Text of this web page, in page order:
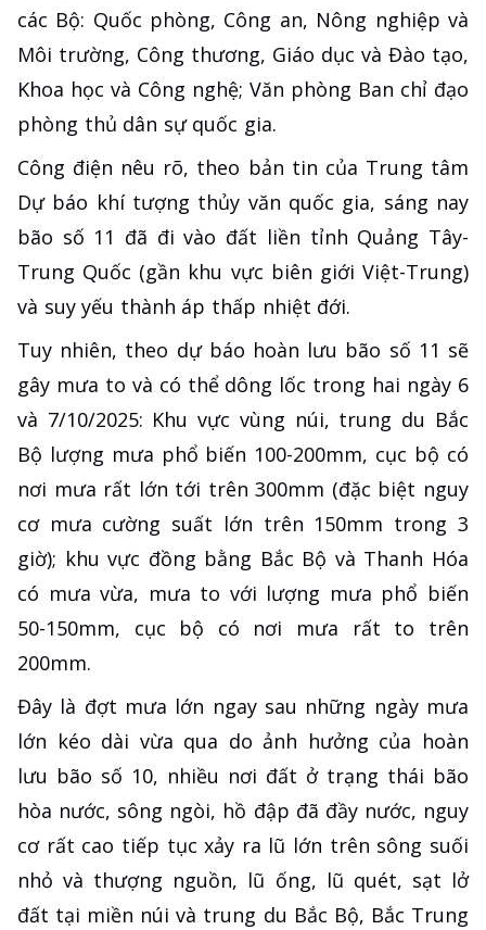
các Bộ: Quốc phòng, Công an, Nông nghiệp và
Môi trường, Công thương, Giáo dục và Đào tạo,
Khoa học và Công nghệ; Văn phòng Ban chỉ đạo
phòng thủ dân sự quốc gia.
Công điện nêu rõ, theo bản tin của Trung tâm
Dự báo khí tượng thủy văn quốc gia, sáng nay
bão số 11 đã đi vào đất liền tỉnh Quảng Tây-
Trung Quốc (gần khu vực biên giới Việt-Trung)
và suy yếu thành áp thấp nhiệt đới.
Tuy nhiên, theo dự báo hoàn lưu bão số 11 sẽ
gây mưa to và có thể dông lốc trong hai ngày 6
và 7/10/2025: Khu vực vùng núi, trung du Bắc
Bộ lượng mưa phổ biến 100-200mm, cục bộ có
nơi mưa rất lớn tới trên 300mm (đặc biệt nguy
cơ mưa cường suất lớn trên 150mm trong 3
giờ); khu vực đồng bằng Bắc Bộ và Thanh Hóa
có mưa vừa, mưa to với lượng mưa phổ biến
50-150mm, cục bộ có nơi mưa rất to trên
200mm.
Đây là đợt mưa lớn ngay sau những ngày mưa
lớn kéo dài vừa qua do ảnh hưởng của hoàn
lưu bão số 10, nhiều nơi đất ở trạng thái bão
hòa nước, sông ngòi, hồ đập đã đầy nước, nguy
cơ rất cao tiếp tục xảy ra lũ lớn trên sông suối
nhỏ và thượng nguồn, lũ ống, lũ quét, sạt lở
đất tại miền núi và trung du Bắc Bộ, Bắc Trung